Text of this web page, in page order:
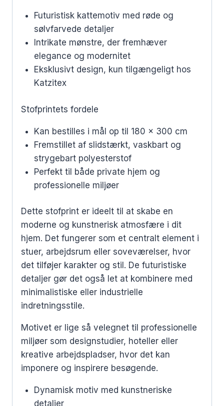
Futuristisk kattemotiv med røde og
sølvfarvede detaljer
Intrikate mønstre, der fremhæver
elegance og modernitet
Eksklusivt design, kun tilgængeligt hos
Katzitex
Stofprintets fordele
Kan bestilles i mål op til 180 x 300 cm
Fremstillet af slidstærkt, vaskbart og
strygebart polyesterstof
Perfekt til både private hjem og
professionelle miljøer
Dette stofprint er ideelt til at skabe en
moderne og kunstnerisk atmosfære i dit
hjem. Det fungerer som et centralt element i
stuer, arbejdsrum eller soveværelser, hvor
det tilføjer karakter og stil. De futuristiske
detaljer gør det også let at kombinere med
minimalistiske eller industrielle
indretningsstile.
Motivet er lige så velegnet til professionelle
miljøer som designstudier, hoteller eller
kreative arbejdspladser, hvor det kan
imponere og inspirere besøgende.
Dynamisk motiv med kunstneriske
detaljer